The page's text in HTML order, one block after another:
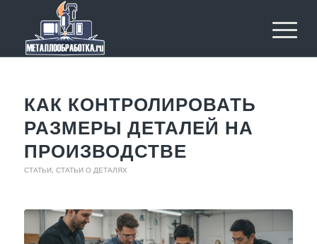
КАК КОНТРОЛИРОВАТЬ
РАЗМЕРЫ ДЕТАЛЕЙ НА
ПРОИЗВОДСТВЕ
СТАТЬИ, СТАТЬИ О ДЕТАЛЯХ